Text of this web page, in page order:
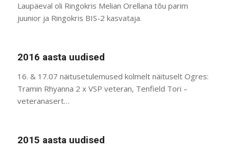
Laupäeval oli Ringokris Melian Orellana tõu parim
juunior ja Ringokris BIS-2 kasvataja.
2016 aasta uudised
16. & 17.07 näitusetulemused kolmelt näituselt Ogres:
Tramin Rhyanna 2 x VSP veteran, Tenfield Tori –
veteranasert…
2015 aasta uudised